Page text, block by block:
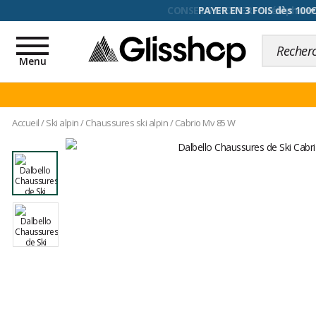
CONSEILS D'EXPERTS
Toggle
navigation
Menu
Accueil/Ski alpin/Chaussures ski alpin/Cabrio Mv 85 W